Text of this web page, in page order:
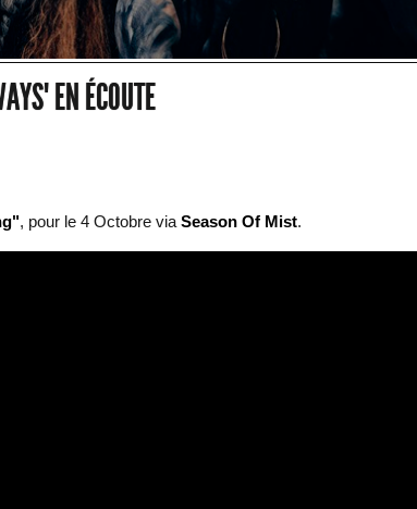
EN ÉCOUTE
, pour le 4 Octobre via Season Of Mist.